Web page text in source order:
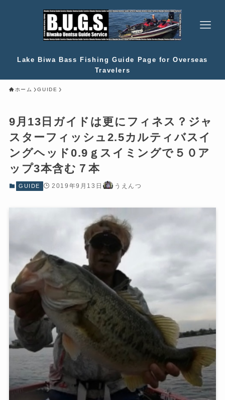
Lake Biwa Bass Fishing Guide Page for Overseas
Travelers
ホーム GUIDE
9月13日ガイドは更にフィネス？ジャ
スターフィッシュ2.5カルティバスイ
ングヘッド0.9ｇスイミングで５０ア
ップ3本含む７本
GUIDE 2019年9月13日 うえんつ